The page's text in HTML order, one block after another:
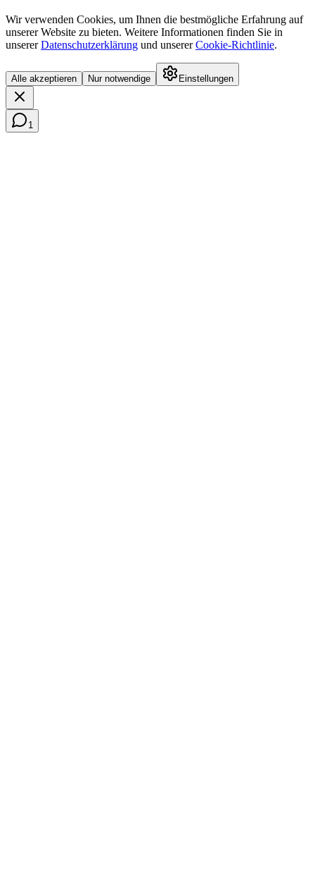
Wir verwenden Cookies, um Ihnen die bestmögliche Erfahrung auf
unserer Website zu bieten. Weitere Informationen finden Sie in
unsererDatenschutzerklärung und unsererCookie-Richtlinie.
Alle akzeptieren Nur notwendige Einstellungen
1